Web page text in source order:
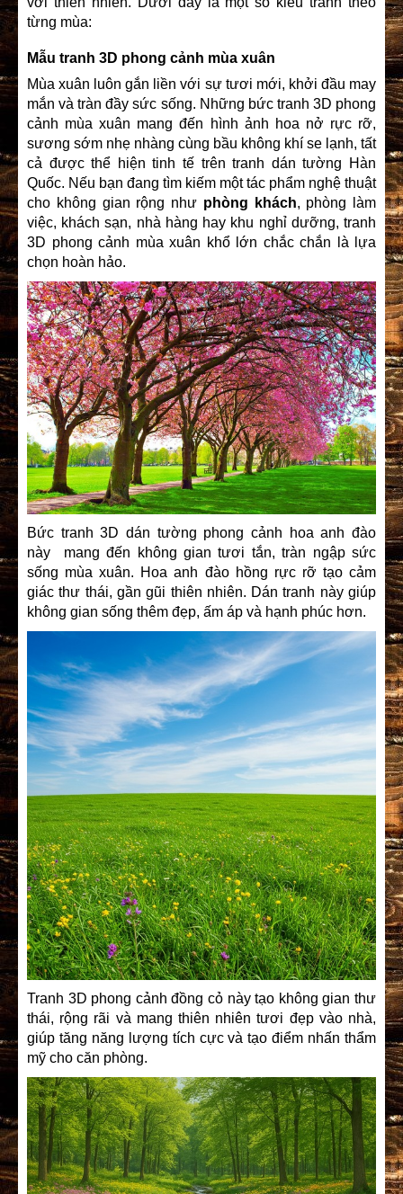
từng mùa:
Mẫu tranh 3D phong cảnh mùa xuân
Mùa xuân luôn gắn liền với sự tươi mới, khởi đầu may
mắn và tràn đầy sức sống. Những bức tranh 3D phong
cảnh mùa xuân mang đến hình ảnh hoa nở rực rỡ,
sương sớm nhẹ nhàng cùng bầu không khí se lạnh, tất
cả được thể hiện tinh tế trên tranh dán tường Hàn
Quốc. Nếu bạn đang tìm kiếm một tác phẩm nghệ thuật
cho không gian rộng như phòng khách, phòng làm
việc, khách sạn, nhà hàng hay khu nghỉ dưỡng, tranh
3D phong cảnh mùa xuân khổ lớn chắc chắn là lựa
chọn hoàn hảo.
Bức tranh 3D dán tường phong cảnh hoa anh đào
này mang đến không gian tươi tắn, tràn ngập sức
sống mùa xuân. Hoa anh đào hồng rực rỡ tạo cảm
giác thư thái, gần gũi thiên nhiên. Dán tranh này giúp
không gian sống thêm đẹp, ấm áp và hạnh phúc hơn.
Tranh 3D phong cảnh đồng cỏ này tạo không gian thư
thái, rộng rãi và mang thiên nhiên tươi đẹp vào nhà,
giúp tăng năng lượng tích cực và tạo điểm nhấn thẩm
mỹ cho căn phòng.